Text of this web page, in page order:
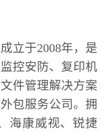
立于2008年，是
控安防、复印机
件管理解决方案
包服务公司。拥
海康威视、锐捷